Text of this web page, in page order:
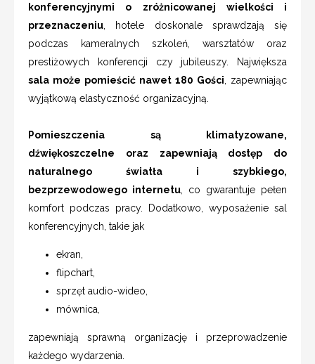
konferencyjnymi o zróżnicowanej wielkości i
przeznaczeniu , hotele doskonale sprawdzają się
podczas kameralnych szkoleń, warsztatów oraz
prestiżowych konferencji czy jubileuszy. Największa
sala może pomieścić nawet 180 Gości , zapewniając
wyjątkową elastyczność organizacyjną.
Pomieszczenia są klimatyzowane,
dźwiękoszczelne oraz zapewniają dostęp do
naturalnego światła i szybkiego,
bezprzewodowego internetu , co gwarantuje pełen
komfort podczas pracy. Dodatkowo, wyposażenie sal
konferencyjnych, takie jak
ekran,
flipchart,
sprzęt audio-wideo,
mównica,
zapewniają sprawną organizację i przeprowadzenie
każdego wydarzenia.